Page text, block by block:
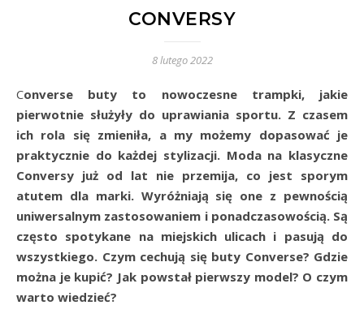
CONVERSY
8 lutego 2022
Converse buty to nowoczesne trampki, jakie
pierwotnie służyły do uprawiania sportu. Z czasem
ich rola się zmieniła, a my możemy dopasować je
praktycznie do każdej stylizacji. Moda na klasyczne
Conversy już od lat nie przemija, co jest sporym
atutem dla marki. Wyróżniają się one z pewnością
uniwersalnym zastosowaniem i ponadczasowością. Są
często spotykane na miejskich ulicach i pasują do
wszystkiego. Czym cechują się buty Converse? Gdzie
można je kupić? Jak powstał pierwszy model? O czym
warto wiedzieć?